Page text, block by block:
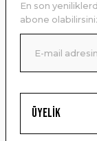
Ürün
Ürün fiyatı
Bu ürüne
Üyelik
En son
abone